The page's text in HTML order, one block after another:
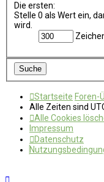
Die ersten:
Stelle 0 als Wert ein,
wird.
Startseite Foren-
Alle Zeiten sind
Alle Cookies
Impressum
Datenschutz